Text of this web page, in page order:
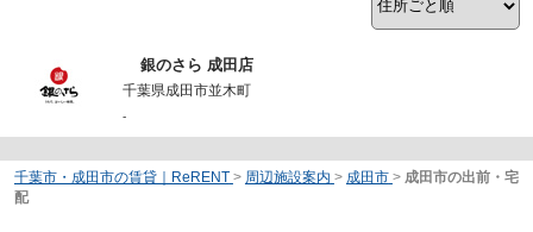
銀のさら 成田店
千葉県成田市並木町
-
千葉市・成田市の賃貸｜ReRENT > 周辺施設案内 > 成田市 > 成田市の出前・宅
配